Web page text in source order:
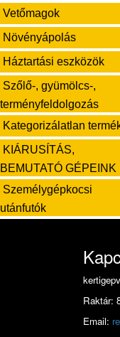
Vetőmagok
Növényápolás
Háztartási eszközök
Szőlő-, gyümölcs-,
terményfeldolgozás
Kategorizálatlan
KIÁRUSÍTÁS,
BEMUTATÓ GÉPEINK
Személygépkocsi
utánfutók
Raktár:
Email: